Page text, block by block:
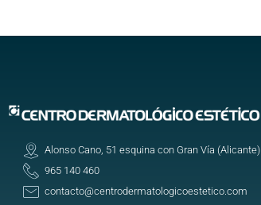
Alonso Cano, 51 esquina con Gran Vía (Alicante)
965 140 460
contacto@centrodermatologicoestetico.com